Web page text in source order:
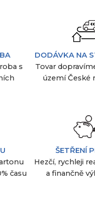
s
DODÁVKA NA
Tovar
území České
času
ŠETŘENÍ
Hezčí, rychleji
a finančně